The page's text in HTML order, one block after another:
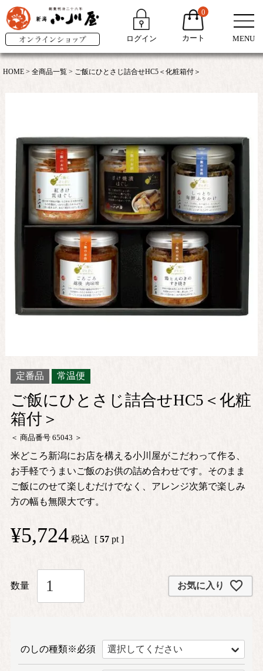
ログイン
0
カート MENU
HOME 全商品一覧 ご飯にひとさじ詰合せHC5＜化粧箱付＞
定番品 常温便
ご飯にひとさじ詰合せHC5＜化粧
箱付＞
商品番号 65043
米どころ新潟にお店を構える小川屋がこだわって作る、
お手軽でうまいご飯のお供の詰め合わせです。そのまま
ご飯にのせて楽しむだけでなく、アレンジ次第で楽しみ
方の幅も無限大です。
¥5,724 税込 [ 57 pt ]
お気に入り
のしの種類※必須